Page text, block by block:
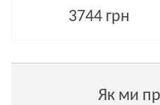
3744 грн
Як ми